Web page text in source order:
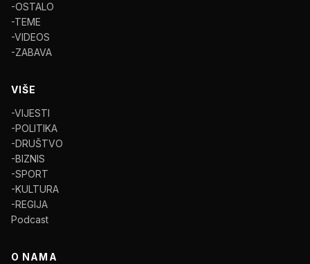
-OSTALO
-TEME
-VIDEOS
-ZABAVA
VIŠE
-VIJESTI
-POLITIKA
-DRUŠTVO
-BIZNIS
-SPORT
-KULTURA
-REGIJA
Podcast
O NAMA